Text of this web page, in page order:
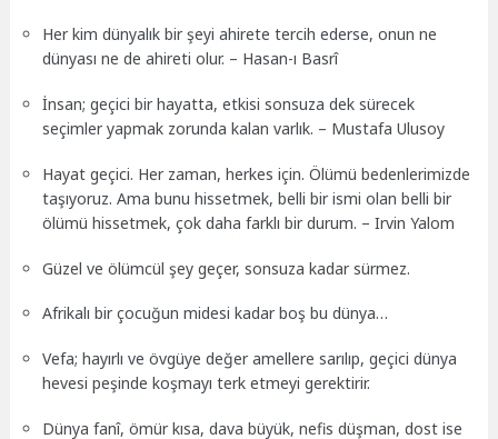
Her kim dünyalık bir şeyi ahirete tercih ederse, onun ne
dünyası ne de ahireti olur. – Hasan-ı Basrî
İnsan; geçici bir hayatta, etkisi sonsuza dek sürecek
seçimler yapmak zorunda kalan varlık. – Mustafa Ulusoy
Hayat geçici. Her zaman, herkes için. Ölümü bedenlerimizde
taşıyoruz. Ama bunu hissetmek, belli bir ismi olan belli bir
ölümü hissetmek, çok daha farklı bir durum. – Irvin Yalom
Güzel ve ölümcül şey geçer, sonsuza kadar sürmez.
Afrikalı bir çocuğun midesi kadar boş bu dünya…
Vefa; hayırlı ve övgüye değer amellere sarılıp, geçici dünya
hevesi peşinde koşmayı terk etmeyi gerektirir.
Dünya fanî, ömür kısa, dava büyük, nefis düşman, dost ise